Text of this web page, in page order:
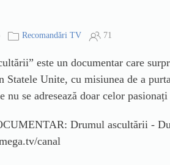
Recomandări TV 71
este un documentar care
Statele Unite, cu misiunea de a
nu se adresează doar celor
Drumul ascultării -
canal